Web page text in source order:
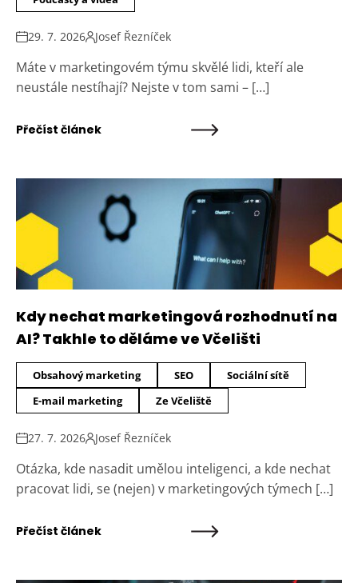
29. 7. 2026 Josef Řezníček
Máte v marketingovém týmu skvělé lidi, kteří ale
neustále nestíhají? Nejste v tom sami – […]
Přečíst článek
Kdy nechat marketingová rozhodnutí na
AI? Takhle to děláme ve Včelišti
Obsahový marketing SEO
Sociální sítě
E-mail marketing
Ze Včeliště
27. 7. 2026 Josef Řezníček
Otázka, kde nasadit umělou inteligenci, a kde nechat
pracovat lidi, se (nejen) v marketingových týmech […]
Přečíst článek